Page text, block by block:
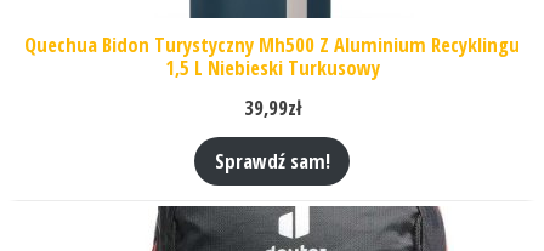
Quechua Bidon Turystyczny Mh500 Z Aluminium Recyklingu
1,5 L Niebieski Turkusowy
39,99zł
Sprawdź sam!